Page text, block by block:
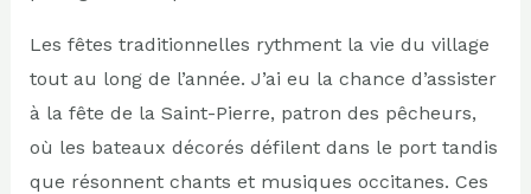
Les fêtes traditionnelles rythment la vie du village
tout au long de l’année. J’ai eu la chance d’assister
à la fête de la Saint-Pierre, patron des pêcheurs,
où les bateaux décorés défilent dans le port tandis
que résonnent chants et musiques occitanes. Ces